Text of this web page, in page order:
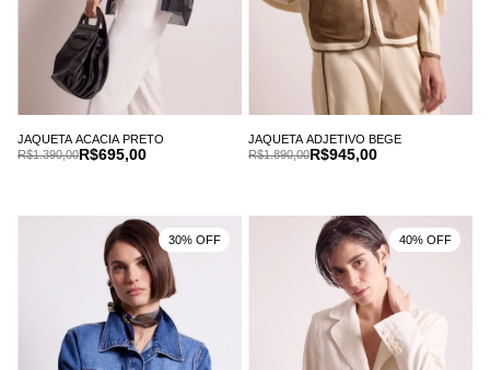
JAQUETA ACACIA PRETO
R$695,00
R$1.390,00
JAQUETA ADJETIVO BEGE
R$945,00
R$1.890,00
30% OFF 40% OFF